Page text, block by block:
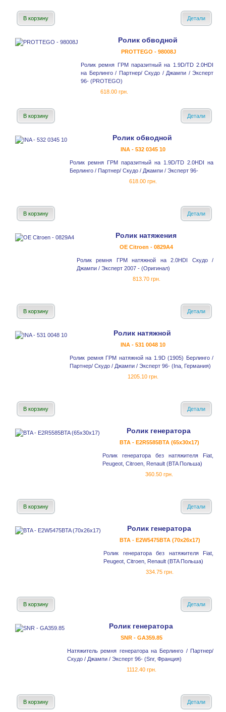
В корзину Детали
Ролик обводной
PROTTEGO - 98008J
Ролик ремня ГРМ паразитный на 1.9D/TD 2.0HDI
на Берлинго / Партнер/ Скудо / Джампи / Эксперт
96- (PROTEGO)
618.00 грн.
В корзину Детали
Ролик обводной
INA - 532 0345 10
Ролик ремня ГРМ паразитный на 1.9D/TD 2.0HDI на
Берлинго / Партнер/ Скудо / Джампи / Эксперт 96-
618.00 грн.
В корзину Детали
Ролик натяжения
OE Citroen - 0829A4
Ролик ремня ГРМ натяжной на 2.0HDI Скудо /
Джампи / Эксперт 2007 - (Оригинал)
813.70 грн.
В корзину Детали
Ролик натяжной
INA - 531 0048 10
Ролик ремня ГРМ натяжной на 1.9D (1905) Берлинго /
Партнер/ Скудо / Джампи / Эксперт 96- (Ina, Германия)
1205.10 грн.
В корзину Детали
Ролик генератора
BTA - E2R5585BTA (65x30x17)
Ролик генератора без натяжителя Fiat,
Peugeot, Citroen, Renault (BTA Польша)
360.50 грн.
В корзину Детали
Ролик генератора
BTA - E2W5475BTA (70x26x17)
Ролик генератора без натяжителя Fiat,
Peugeot, Citroen, Renault (BTA Польша)
334.75 грн.
В корзину Детали
Ролик генератора
SNR - GA359.85
Натяжитель ремня генератора на Берлинго / Партнер/
Скудо / Джампи / Эксперт 96- (Snr, Франция)
1112.40 грн.
В корзину Детали